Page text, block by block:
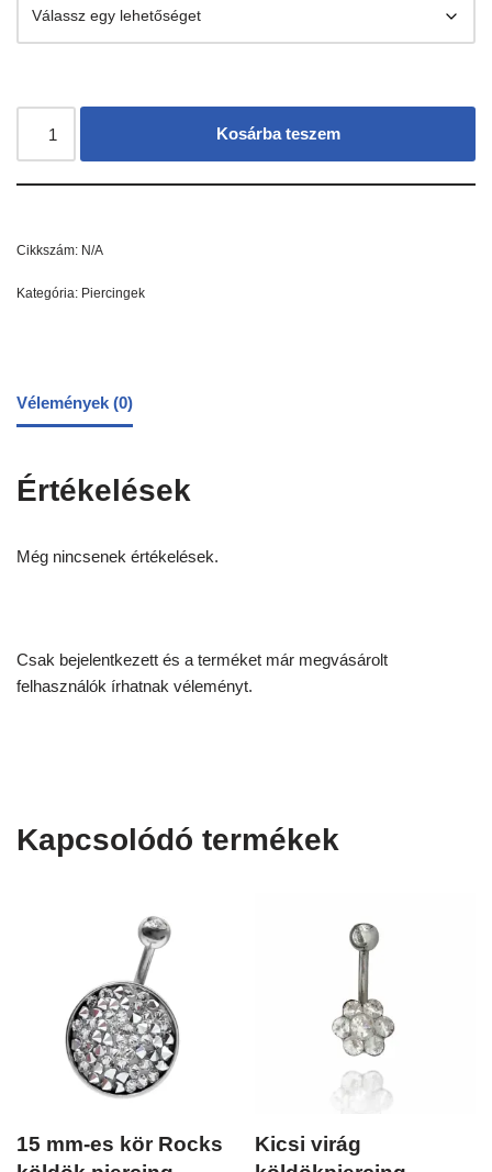
Kosárba teszem
Cikkszám: N/A
Kategória: Piercingek
Vélemények (0)
Értékelések
Még nincsenek értékelések.
Csak bejelentkezett és a terméket már megvásárolt
felhasználók írhatnak véleményt.
Kapcsolódó termékek
15 mm-es kör Rocks
Kicsi virág